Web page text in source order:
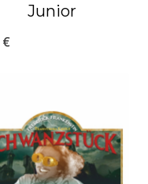
Junior
€